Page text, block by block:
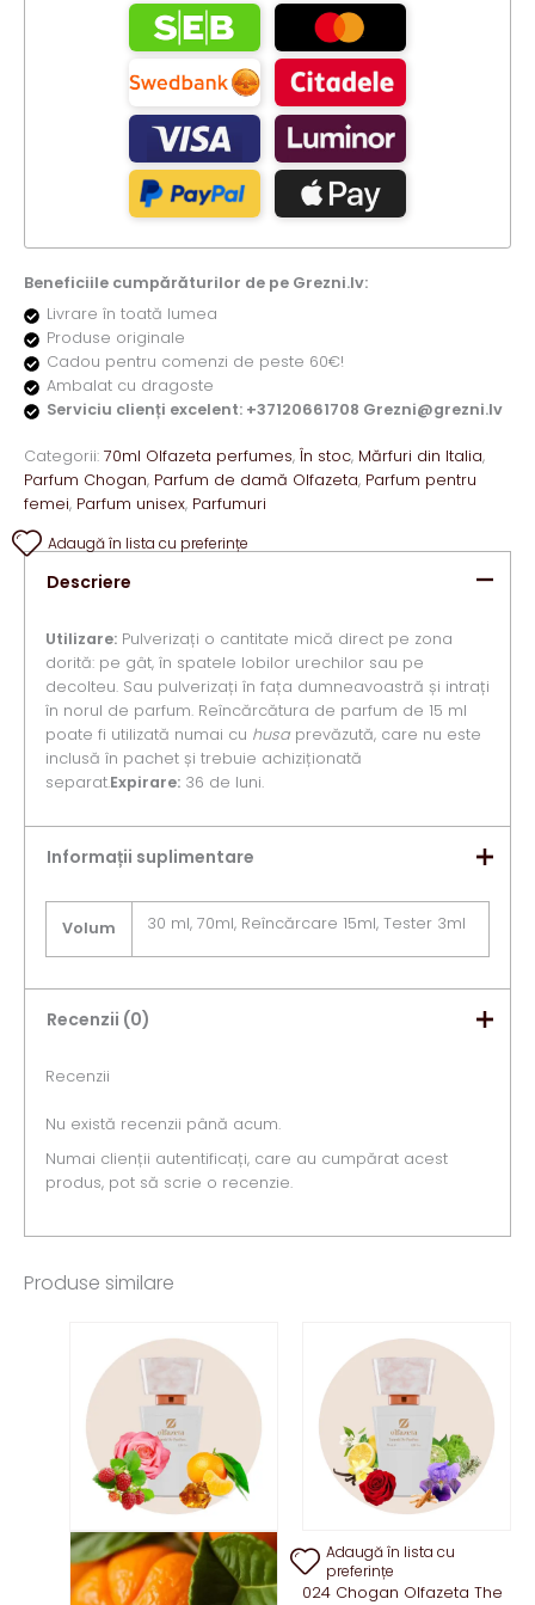
Beneficiile cumpărăturilor de pe Grezni.lv:
Livrare în toată lumea
Produse originale
Cadou pentru comenzi de peste 60€!
Ambalat cu dragoste
Serviciu clienți excelent: +37120661708 Grezni@grezni.lv
Categorii: 70ml Olfazeta perfumes, În stoc, Mărfuri din Italia,
Parfum Chogan, Parfum de damă Olfazeta, Parfum pentru
femei, Parfum unisex, Parfumuri
Adaugă în lista cu preferințe
Descriere
Utilizare:Pulverizați o cantitate mică direct pe zona
dorită: pe gât, în spatele lobilor urechilor sau pe
decolteu. Sau pulverizați în fața dumneavoastră și intrați
în norul de parfum. Reîncărcătura de parfum de 15 ml
poate fi utilizată numai cu husaprevăzută, care nu este
inclusă în pachet și trebuie achiziționată
separat.Expirare:36 de luni.
Informații suplimentare
Volum 30 ml, 70ml, Reîncărcare 15ml, Tester 3ml
Recenzii (0)
Recenzii
Nu există recenzii până acum.
Numai clienții autentificați, care au cumpărat acest
produs, pot să scrie o recenzie.
Produse similare
Adaugă în lista cu
preferințe
024 Chogan Olfazeta The